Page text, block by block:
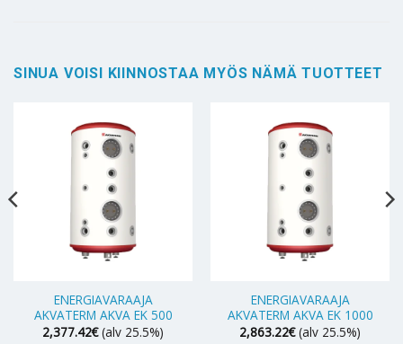
SINUA VOISI KIINNOSTAA MYÖS NÄMÄ TUOTTEET
ENERGIAVARAAJA
AKVATERM AKVA EK 500
2,377.42€ (alv 25.5%)
ENERGIAVARAAJA
AKVATERM AKVA EK 1000
2,863.22€ (alv 25.5%)